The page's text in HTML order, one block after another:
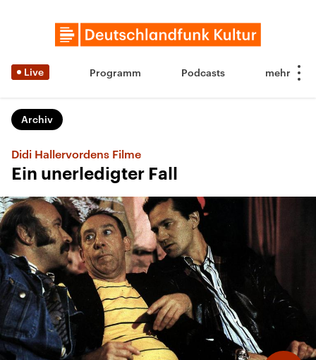
Live Programm Podcasts
Archiv
Didi Hallervordens Filme
Ein unerledigter Fall